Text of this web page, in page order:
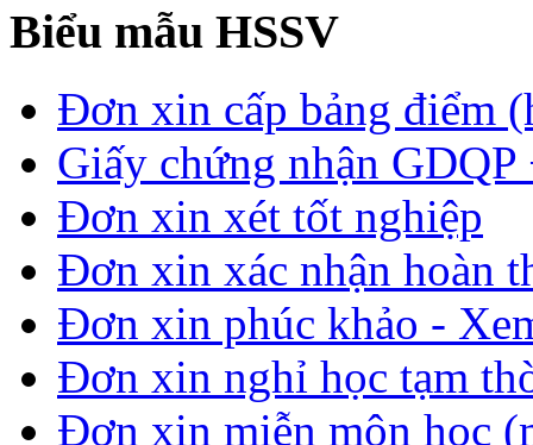
Biểu mẫu HSSV
Đơn xin cấp bảng điểm
Giấy chứng nhận
Đơn xin xét tốt nghiệp
Đơn xin xác nhận hoàn
Đơn xin phúc khảo -
Đơn xin nghỉ học tạm
Đơn xin miễn môn học